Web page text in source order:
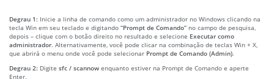
Degrau 1: Inicie a linha de comando como um administrador no Windows clicando na
tecla Win em seu teclado e digitando “Prompt de Comando” no campo de pesquisa,
depois – clique com o botão direito no resultado e selecione Executar como
administrador. Alternativamente, você pode clicar na combinação de teclas Win + X,
que abrirá o menu onde você pode selecionar Prompt de Comando (Admin).
Degrau 2: Digite sfc / scannow enquanto estiver na Prompt de Comando e aperte
Enter.